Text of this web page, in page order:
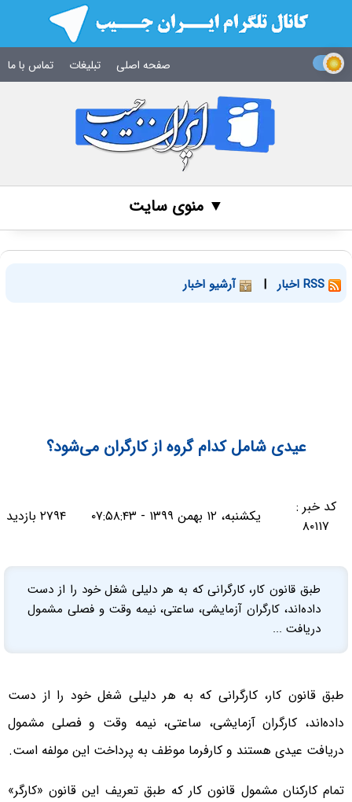
صفحه اصلی تبلیغات تماس با ما
▼ منوی سایت
| آرشیو اخبار
عیدی شامل کدام گروه از کارگران می‌شود؟
کد خبر :
۸۰۱۱۷
یکشنبه، ۱۲ بهمن ۱۳۹۹ - ۰۷:۵۸:۴۳ ۲۷۹۴ بازدید
طبق قانون کار، کارگرانی که به هر دلیلی شغل خود را از دست
داده‌اند، کارگران آزمایشی، ساعتی، نیمه وقت و فصلی مشمول
دریافت ...
طبق قانون کار، کارگرانی که به هر دلیلی شغل خود را از دست
داده‌اند، کارگران آزمایشی، ساعتی، نیمه وقت و فصلی مشمول
دریافت عیدی هستند و کارفرما موظف به پرداخت این مولفه است.
تمام کارکنان مشمول قانون کار که طبق تعریف این قانون «کارگر»